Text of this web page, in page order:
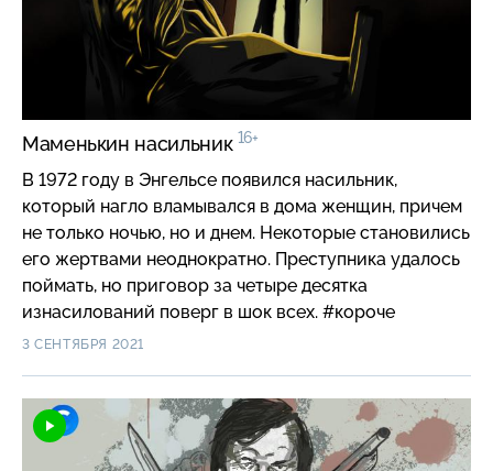
Маменькин насильник 16+
В 1972 году в Энгельсе появился насильник,
который нагло вламывался в дома женщин, причем
не только ночью, но и днем. Некоторые становились
его жертвами неоднократно. Преступника удалось
поймать, но приговор за четыре десятка
изнасилований поверг в шок всех. #короче
3 СЕНТЯБРЯ 2021